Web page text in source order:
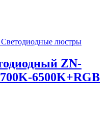
люстры
ZN-
6500K+RGB